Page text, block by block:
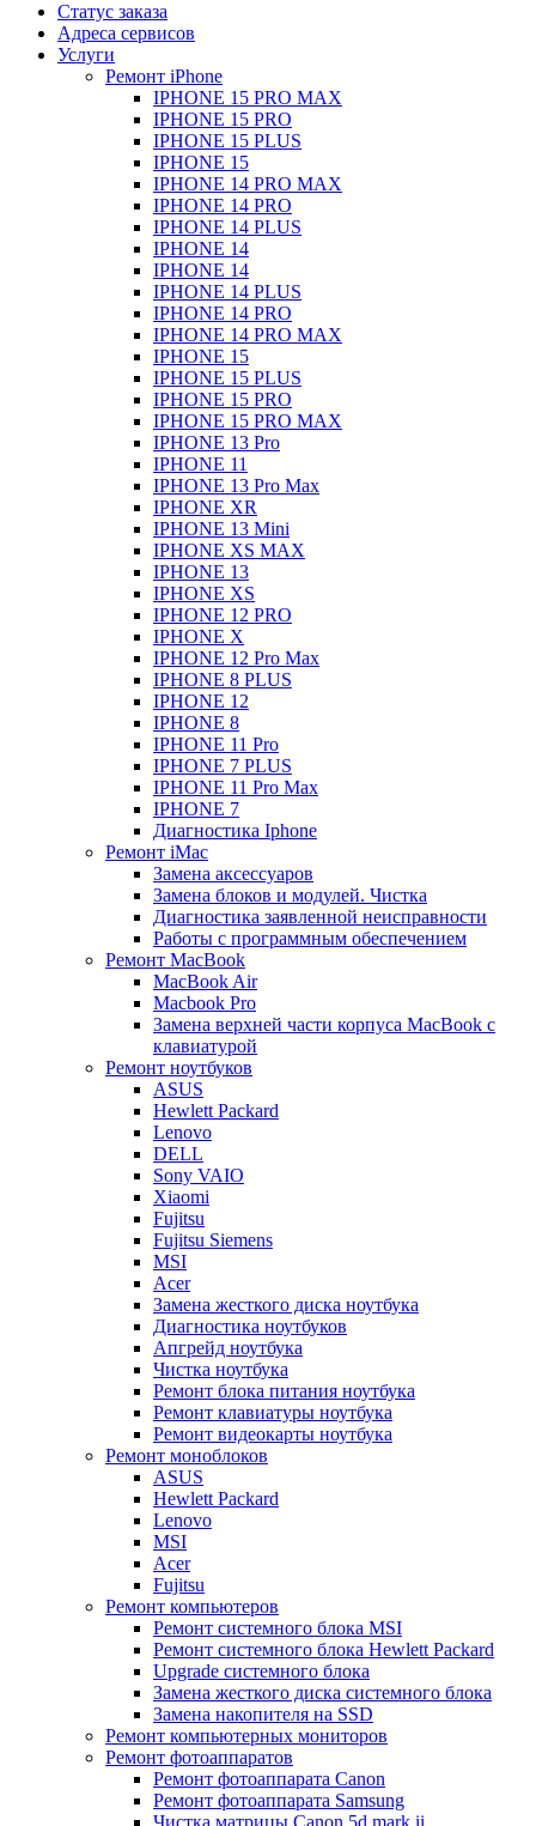
Статус заказа
Адреса сервисов
Услуги
Ремонт iPhone
IPHONE 15 PRO MAX
IPHONE 15 PRO
IPHONE 15 PLUS
IPHONE 15
IPHONE 14 PRO MAX
IPHONE 14 PRO
IPHONE 14 PLUS
IPHONE 14
IPHONE 14
IPHONE 14 PLUS
IPHONE 14 PRO
IPHONE 14 PRO MAX
IPHONE 15
IPHONE 15 PLUS
IPHONE 15 PRO
IPHONE 15 PRO MAX
IPHONE 13 Pro
IPHONE 11
IPHONE 13 Pro Max
IPHONE XR
IPHONE 13 Mini
IPHONE XS MAX
IPHONE 13
IPHONE XS
IPHONE 12 PRO
IPHONE X
IPHONE 12 Pro Max
IPHONE 8 PLUS
IPHONE 12
IPHONE 8
IPHONE 11 Pro
IPHONE 7 PLUS
IPHONE 11 Pro Max
IPHONE 7
Диагностика Iphone
Ремонт iMac
Замена аксессуаров
Замена блоков и модулей. Чистка
Диагностика заявленной неисправности
Работы с программным обеспечением
Ремонт MacBook
MacBook Air
Macbook Pro
Замена верхней части корпуса MacBook с
клавиатурой
Ремонт ноутбуков
ASUS
Hewlett Packard
Lenovo
DELL
Sony VAIO
Xiaomi
Fujitsu
Fujitsu Siemens
MSI
Acer
Замена жесткого диска ноутбука
Диагностика ноутбуков
Апгрейд ноутбука
Чистка ноутбука
Ремонт блока питания ноутбука
Ремонт клавиатуры ноутбука
Ремонт видеокарты ноутбука
Ремонт моноблоков
ASUS
Hewlett Packard
Lenovo
MSI
Acer
Fujitsu
Ремонт компьютеров
Ремонт системного блока MSI
Ремонт системного блока Hewlett Packard
Upgrade системного блока
Замена жесткого диска системного блока
Замена накопителя на SSD
Ремонт компьютерных мониторов
Ремонт фотоаппаратов
Ремонт фотоаппарата Canon
Ремонт фотоаппарата Samsung
Чистка матрицы Canon 5d mark ii